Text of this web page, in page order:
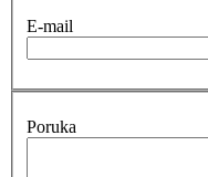
E-mail
Poruka